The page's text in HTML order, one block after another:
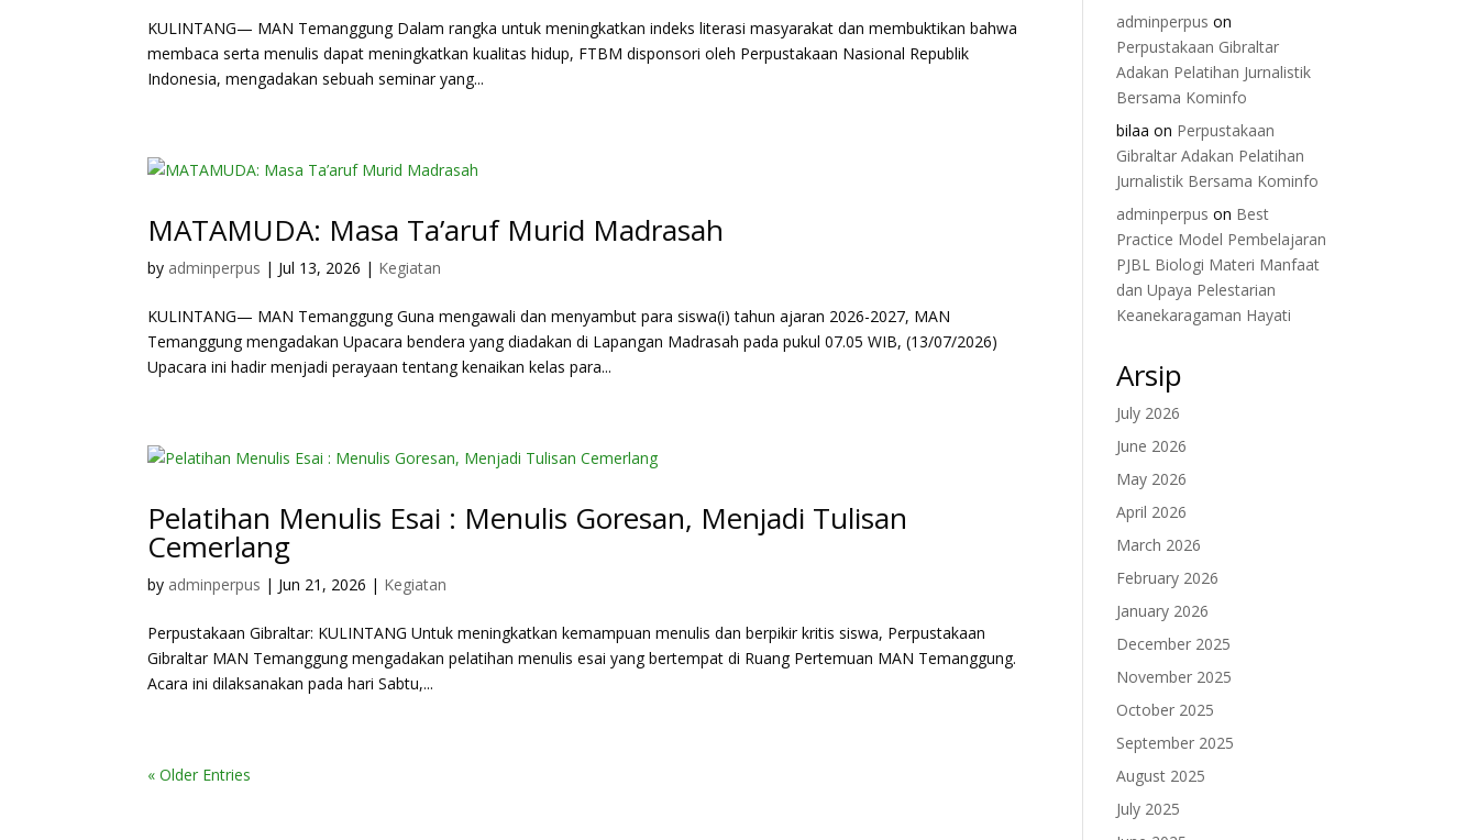
KULINTANG— MAN Temanggung Dalam rangka untuk meningkatkan indeks literasi masyarakat dan membuktikan bahwa
membaca serta menulis dapat meningkatkan kualitas hidup, FTBM disponsori oleh Perpustakaan Nasional Republik
Indonesia, mengadakan sebuah seminar yang...
MATAMUDA: Masa Ta’aruf Murid Madrasah
by adminperpus | Jul 13, 2026 | Kegiatan
KULINTANG— MAN Temanggung Guna mengawali dan menyambut para siswa(i) tahun ajaran 2026-2027, MAN
Temanggung mengadakan Upacara bendera yang diadakan di Lapangan Madrasah pada pukul 07.05 WIB, (13/07/2026)
Upacara ini hadir menjadi perayaan tentang kenaikan kelas para...
Pelatihan Menulis Esai : Menulis Goresan, Menjadi Tulisan
Cemerlang
by adminperpus | Jun 21, 2026 | Kegiatan
Perpustakaan Gibraltar: KULINTANG Untuk meningkatkan kemampuan menulis dan berpikir kritis siswa, Perpustakaan
Gibraltar MAN Temanggung mengadakan pelatihan menulis esai yang bertempat di Ruang Pertemuan MAN Temanggung.
Acara ini dilaksanakan pada hari Sabtu,...
« Older Entries
adminperpus on
Perpustakaan Gibraltar
Adakan Pelatihan Jurnalistik
Bersama Kominfo
bilaa on Perpustakaan
Gibraltar Adakan Pelatihan
Jurnalistik Bersama Kominfo
adminperpus on Best
Practice Model Pembelajaran
PJBL Biologi Materi Manfaat
dan Upaya Pelestarian
Keanekaragaman Hayati
Arsip
July 2026
June 2026
May 2026
April 2026
March 2026
February 2026
January 2026
December 2025
November 2025
October 2025
September 2025
August 2025
July 2025